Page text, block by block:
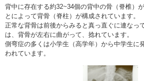
背中に存在する約32~34個の背中の骨（脊椎）
とによって背骨（脊柱）が構成されています。
正常な背骨は前後からみると真っ直ぐに連なっ
は、背骨が左右に曲がって、捻れています。
側弯症の多くは小学生（高学年）から中学生に
われています。